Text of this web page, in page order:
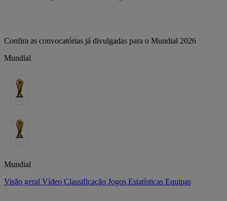
Confira as convocatórias já divulgadas para o Mundial 2026
Mundial
Mundial
Visão geral Vídeo Classificação Jogos Estatísticas Equipas